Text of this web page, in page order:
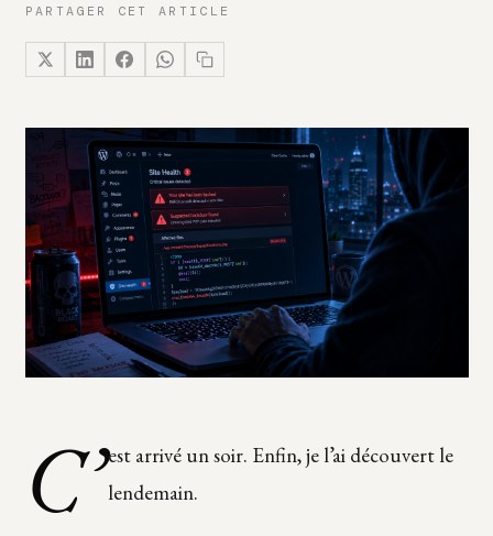
PARTAGER CET ARTICLE
C’ est arrivé un soir. Enfin, je l’ai découvert le
lendemain.